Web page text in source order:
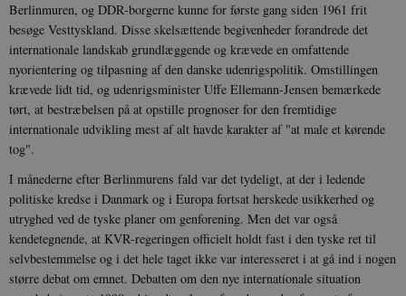
Berlinmuren, og DDR-borgerne kunne for første gang siden 1961 frit
besøge Vesttyskland. Disse skelsættende begivenheder forandrede det
internationale landskab grundlæggende og krævede en omfattende
nyorientering og tilpasning af den danske udenrigspolitik. Omstillingen
krævede lidt tid, og udenrigsminister Uffe Ellemann-Jensen bemærkede
tørt, at bestræbelsen på at opstille prognoser for den fremtidige
internationale udvikling mest af alt havde karakter af "at male et kørende
tog".
I månederne efter Berlinmurens fald var det tydeligt, at der i ledende
politiske kredse i Danmark og i Europa fortsat herskede usikkerhed og
utryghed ved de tyske planer om genforening. Men det var også
kendetegnende, at KVR-regeringen officielt holdt fast i den tyske ret til
selvbestemmelse og i det hele taget ikke var interesseret i at gå ind i nogen
større debat om emnet. Debatten om den nye internationale situation